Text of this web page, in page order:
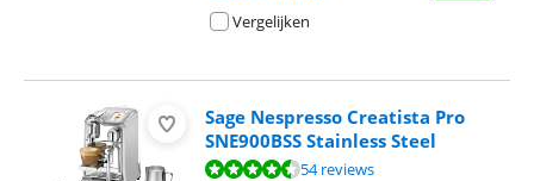
Vergelijken
Sage Nespresso Creatista Pro
SNE900BSS Stainless Steel
Beoordeling is 9,0 van de 10, gebaseerd op 54 reviews.
54 reviews